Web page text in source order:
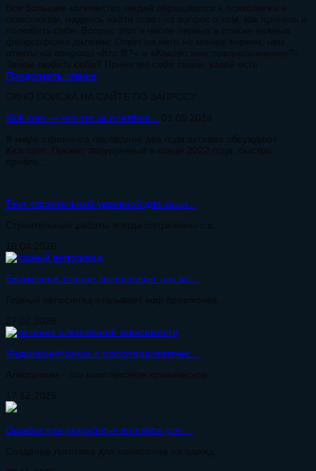
Все большее количество людей обращаются к психологии и
психологам, надеясь найти ответ на вопрос о том, как принять и
полюбить себя. Вопрос этот в числе первых в списке важных
философских дилемм. Ответ на него не менее значим, чем
ответы на вопросы «Кто Я?» и «Каково мое предназначение?».
Зачем любить себя? Принятие себя таким, какой есть
Продолжить чтение
ОКНО ПОИСКА НА САЙТЕ ПО ЗАПРОСУ
Kick.com — что это за платфор... 01.05.2026
В мире стриминга последние два года активно обсуждают
Kick.com. Проект, запущенный в конце 2022 года, быстро
привле...
Тент строительный укрывной для защи...
Строительные работы всегда сопряжены с в...
16.04.2026
Бюджетные горные велосипеды: как вы...
Горный велосипед открывает мир приключен...
27.02.2026
Медикаментозное и психотерапевтичес...
Алкоголизм - это комплексное хроническое...
17.12.2025
Ошибки при разработке логотипа для ...
Создание логотипа для нанесения на одежд...